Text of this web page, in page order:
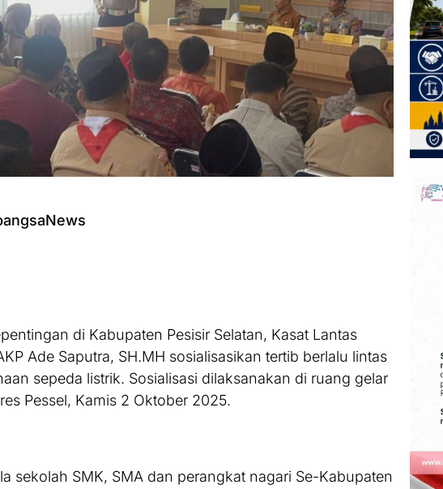
di Kabupaten Pesisir Selatan, Kasat Lantas
Ade Saputra, SH.MH sosialisasikan tertib berlalu lintas
sepeda listrik. Sosialisasi dilaksanakan di ruang gelar
Pessel, Kamis 2 Oktober 2025.
sekolah SMK, SMA dan perangkat nagari Se-Kabupaten